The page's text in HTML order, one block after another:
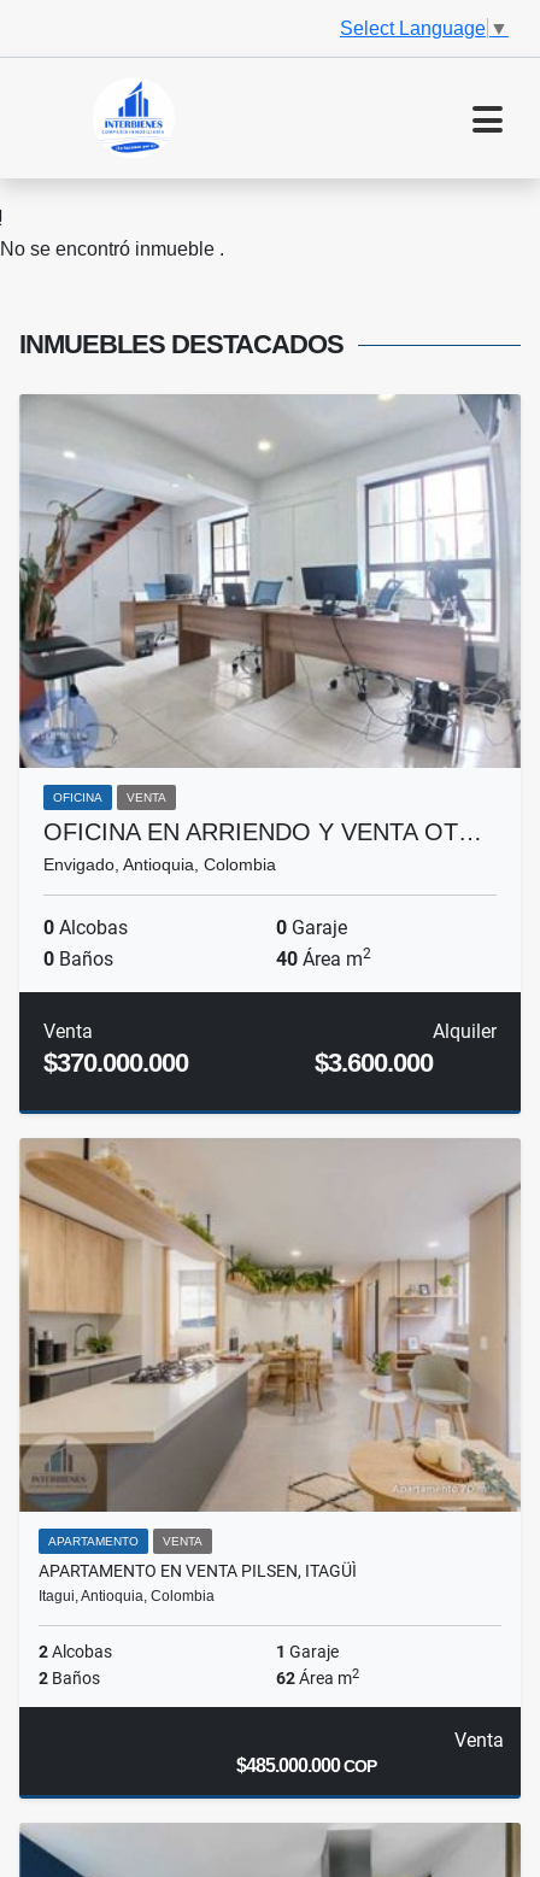
Select Language ▼
No se encontró inmueble .
INMUEBLES DESTACADOS
OFICINA VENTA
OFICINA EN ARRIENDO Y VENTA OT…
Envigado, Antioquia, Colombia
0 Alcobas 0 Garaje
0 Baños 40 Área m2
Venta
$370.000.000
Alquiler
$3.600.000
APARTAMENTO VENTA
APARTAMENTO EN VENTA PILSEN, ITAGÜÌ
Itagui, Antioquia, Colombia
2Alcobas 1 Garaje
2 Baños 62Área m2
Venta
$485.000.000COP